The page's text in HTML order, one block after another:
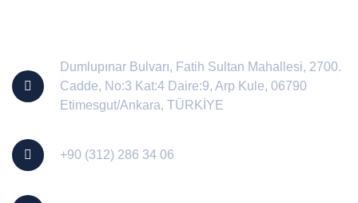
Dumlupınar Bulvarı, Fatih Sultan Mahallesi, 2700.
Cadde, No:3 Kat:4 Daire:9, Arp Kule, 06790
Etimesgut/Ankara, TÜRKİYE
+90 (312) 286 34 06